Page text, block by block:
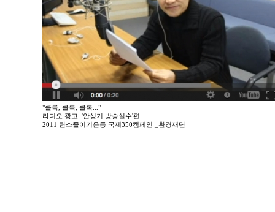
"콜록, 콜록, 콜록..."
라디오 광고_'안성기 방송실수'편
2011 탄소줄이기운동 국제350캠페인 _환경재단